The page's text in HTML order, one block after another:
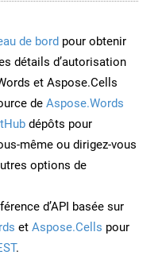
de bord pour obtenir
détails d’autorisation
et Aspose.Cells
de Aspose.Words
dépôts pour
même ou dirigez-vous
options de
d’API basée sur
et Aspose.Cells pour
.